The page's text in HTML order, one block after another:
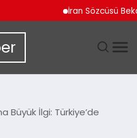
İran Sözcüsü
Büyük İlgi: Türkiye’de